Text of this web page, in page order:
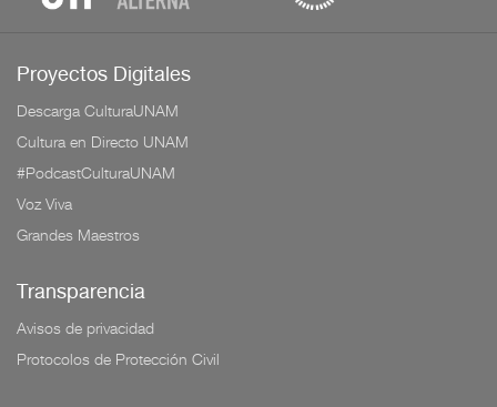
Proyectos Digitales
Descarga CulturaUNAM
Cultura en Directo UNAM
#PodcastCulturaUNAM
Voz Viva
Grandes Maestros
Transparencia
Avisos de privacidad
Protocolos de Protección Civil